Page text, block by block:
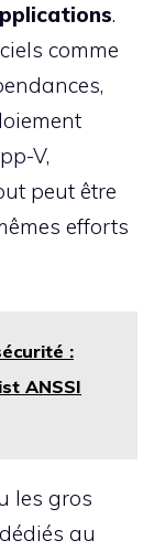
.
comme
V,
peut être
efforts
:
ANSSI
les gros
au